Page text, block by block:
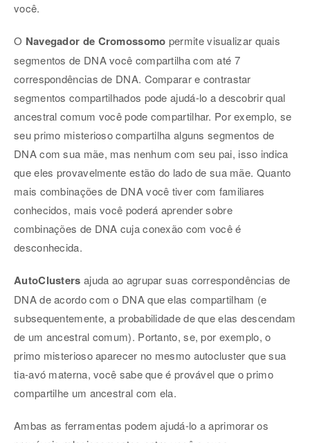
você.
O Navegador de Cromossomo permite visualizar quais
segmentos de DNA você compartilha com até 7
correspondências de DNA. Comparar e contrastar
segmentos compartilhados pode ajudá-lo a descobrir qual
ancestral comum você pode compartilhar. Por exemplo, se
seu primo misterioso compartilha alguns segmentos de
DNA com sua mãe, mas nenhum com seu pai, isso indica
que eles provavelmente estão do lado de sua mãe. Quanto
mais combinações de DNA você tiver com familiares
conhecidos, mais você poderá aprender sobre
combinações de DNA cuja conexão com você é
desconhecida.
AutoClusters ajuda ao agrupar suas correspondências de
DNA de acordo com o DNA que elas compartilham (e
subsequentemente, a probabilidade de que elas descendam
de um ancestral comum). Portanto, se, por exemplo, o
primo misterioso aparecer no mesmo autocluster que sua
tia-avó materna, você sabe que é provável que o primo
compartilhe um ancestral com ela.
Ambas as ferramentas podem ajudá-lo a aprimorar os